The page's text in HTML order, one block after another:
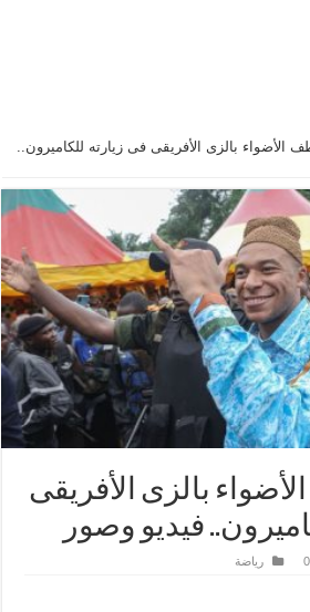
الأضواء بالزى الأفريقى فى زيارته للكاميرون..
بالزى الأفريقى
فيديو وصور
رياضة